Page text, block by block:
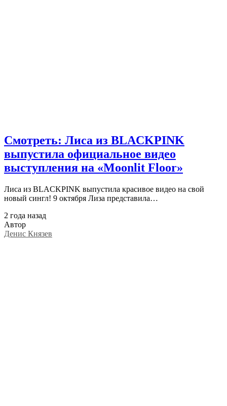
Смотреть: Лиса из BLACKPINK
выпустила официальное видео
выступления на «Moonlit Floor»
Лиса из BLACKPINK выпустила красивое видео на свой
новый сингл! 9 октября Лиза представила…
2 года назад
Автор
Денис Князев